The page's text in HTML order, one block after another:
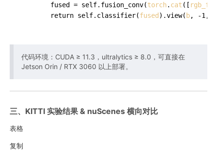
        fused = self.fusion_conv(
torch. cat ([
        return self.classifier(
fused ).view( b, -1,
代码环境：CUDA ≥ 11.3，ultralytics ≥ 8.0，可直接在
Jetson Orin / RTX 3060 以上部署。
三、KITTI 实验结果 & nuScenes 横向对比
表格
复制